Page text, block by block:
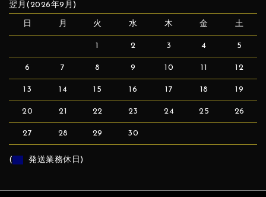
翌月(2026年9月)
日 月 火 水 木 金 土
1 2 3 4 5
6 7 8 9 10 11 12
13 14 15 16 17 18 19
20 21 22 23 24 25 26
27 28 29 30
( 発送業務休日)